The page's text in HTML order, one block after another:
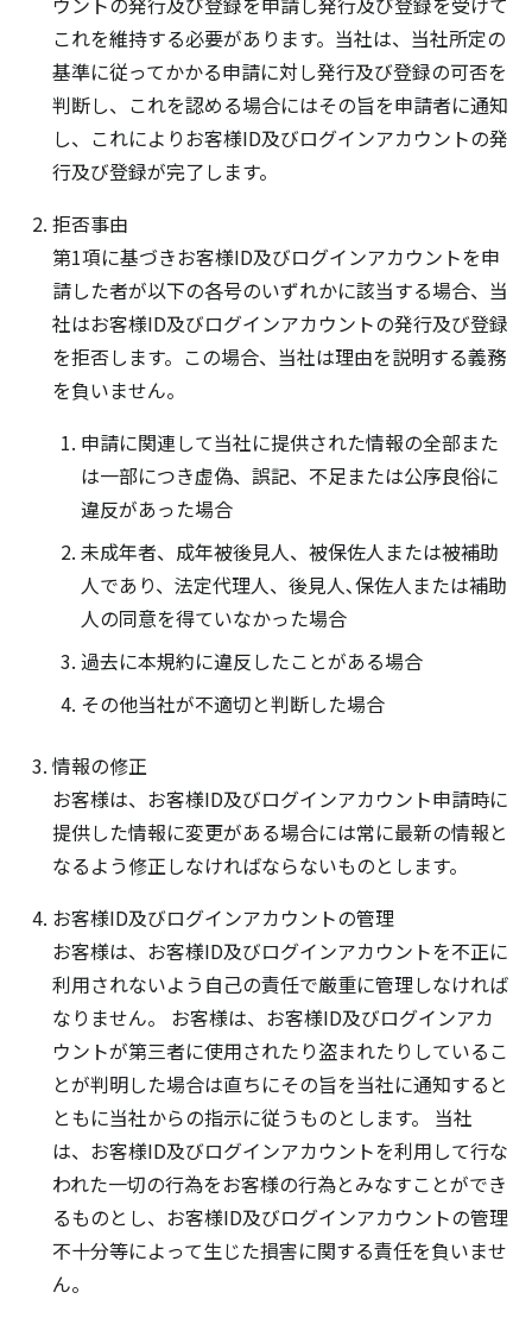
これを維持する必要があります。当社は、当社所定の
基準に従ってかかる申請に対し発行及び登録の可否を
判断し、これを認める場合にはその旨を申請者に通知
し、これによりお客様ID及びログインアカウントの発
行及び登録が完了します。
拒否事由
第1項に基づきお客様ID及びログインアカウントを申
請した者が以下の各号のいずれかに該当する場合、当
社はお客様ID及びログインアカウントの発行及び登録
を拒否します。この場合、当社は理由を説明する義務
を負いません。
申請に関連して当社に提供された情報の全部また
は一部につき虚偽、誤記、不足または公序良俗に
違反があった場合
未成年者、成年被後見人、被保佐人または被補助
人であり、法定代理人、後見人､保佐人または補助
人の同意を得ていなかった場合
過去に本規約に違反したことがある場合
その他当社が不適切と判断した場合
情報の修正
お客様は、お客様ID及びログインアカウント申請時に
提供した情報に変更がある場合には常に最新の情報と
なるよう修正しなければならないものとします。
お客様ID及びログインアカウントの管理
お客様は、お客様ID及びログインアカウントを不正に
利用されないよう自己の責任で厳重に管理しなければ
なりません。 お客様は、お客様ID及びログインアカ
ウントが第三者に使用されたり盗まれたりしているこ
とが判明した場合は直ちにその旨を当社に通知すると
ともに当社からの指示に従うものとします。 当社
は、お客様ID及びログインアカウントを利用して行な
われた一切の行為をお客様の行為とみなすことができ
るものとし、お客様ID及びログインアカウントの管理
不十分等によって生じた損害に関する責任を負いませ
ん。